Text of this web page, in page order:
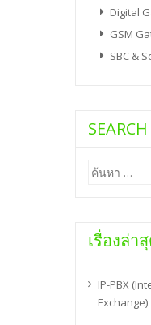
Digital
GSM
SBC &
SEARCH
ค้นหา
สำหรับ:
เรื่องล่า
IP-PBX
Exchange)